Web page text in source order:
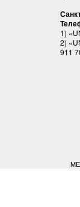
1)
2)
911